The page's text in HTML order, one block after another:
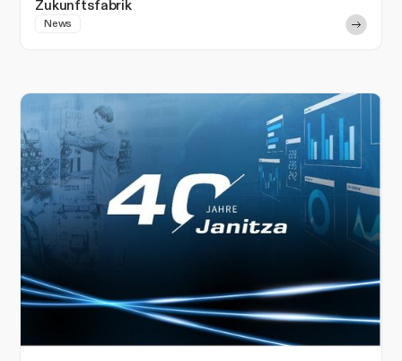
Zukunftsfabrik
News